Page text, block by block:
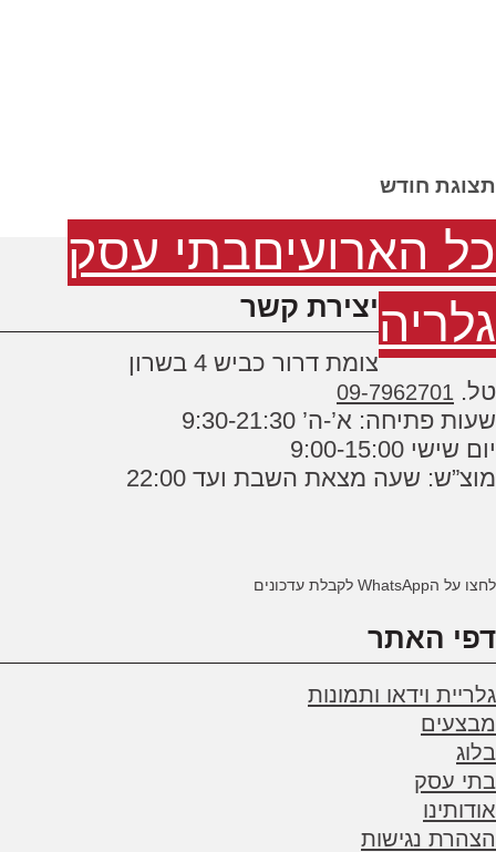
תצוגת חודש
כל הארועיםבתי עסק
גלריהיצירת קשר
צומת דרור כביש 4 בשרון
טל. 09-7962701
שעות פתיחה: א’-ה’ 9:30-21:30
יום שישי 9:00-15:00
מוצ”ש: שעה מצאת השבת ועד 22:00
לחצו על הWhatsApp לקבלת עדכונים
דפי האתר
גלריית וידאו ותמונות
מבצעים
בלוג
בתי עסק
אודותינו
הצהרת נגישות